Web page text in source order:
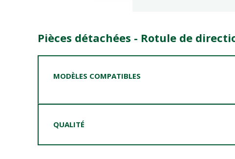
Pièces détachées - Rotule de
MODÈLES COMPATIBLES
QUALITÉ